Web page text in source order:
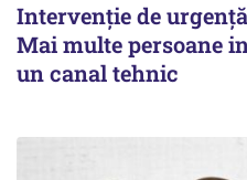
Intervenție de
Mai multe persoane
un canal tehnic